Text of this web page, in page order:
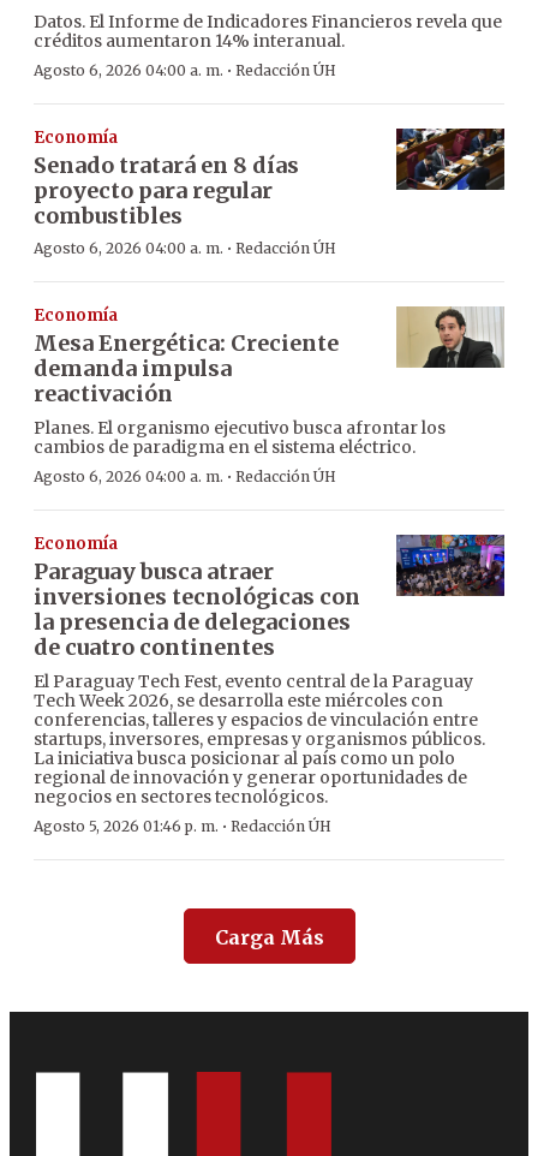
Datos. El Informe de Indicadores Financieros revela que
créditos aumentaron 14% interanual.
Agosto 6, 2026 04:00 a. m. · Redacción ÚH
Economía
Senado tratará en 8 días
proyecto para regular
combustibles
Agosto 6, 2026 04:00 a. m. · Redacción ÚH
Economía
Mesa Energética: Creciente
demanda impulsa
reactivación
Planes. El organismo ejecutivo busca afrontar los
cambios de paradigma en el sistema eléctrico.
Agosto 6, 2026 04:00 a. m. · Redacción ÚH
Economía
Paraguay busca atraer
inversiones tecnológicas con
la presencia de delegaciones
de cuatro continentes
El Paraguay Tech Fest, evento central de la Paraguay
Tech Week 2026, se desarrolla este miércoles con
conferencias, talleres y espacios de vinculación entre
startups, inversores, empresas y organismos públicos.
La iniciativa busca posicionar al país como un polo
regional de innovación y generar oportunidades de
negocios en sectores tecnológicos.
Agosto 5, 2026 01:46 p. m. · Redacción ÚH
Carga Más